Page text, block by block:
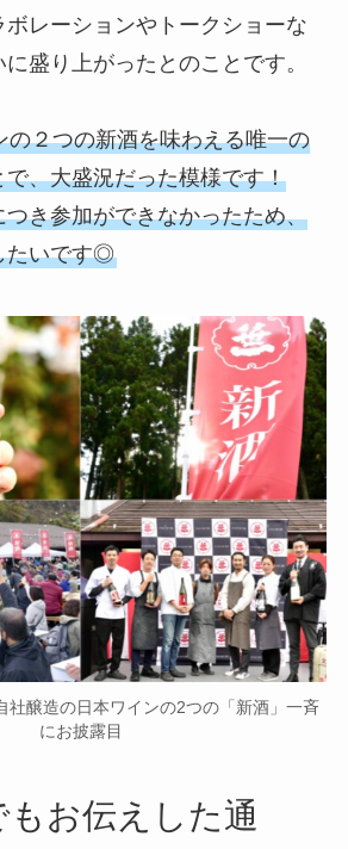
ボレーションやトークショーな
盛り上がったとのことです。
の２つの新酒を味わえる唯一の
、大盛況だった模様です！
き参加ができなかったため、
たいです◎
社醸造の日本ワインの2つの「新酒」一斉
にお披露目
もお伝えした通